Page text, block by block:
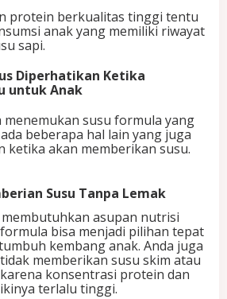
protein berkualitas tinggi tentu
anak yang memiliki riwayat
sapi.
Diperhatikan Ketika
untuk Anak
menemukan susu formula yang
beberapa hal lain yang juga
ketika akan memberikan susu.
Susu Tanpa Lemak
asupan nutrisi
bisa menjadi pilihan tepat
kembang anak. Anda juga
memberikan susu skim atau
konsentrasi protein dan
terlalu tinggi.